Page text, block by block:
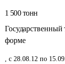
1 500 тонн
Государственный
форме
, с 28.08.12 по